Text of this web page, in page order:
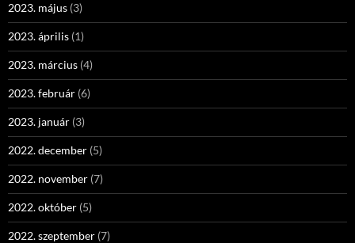
2023. május (3)
2023. április (1)
2023. március (4)
2023. február (6)
2023. január (3)
2022. december (5)
2022. november (7)
2022. október (5)
2022. szeptember (7)